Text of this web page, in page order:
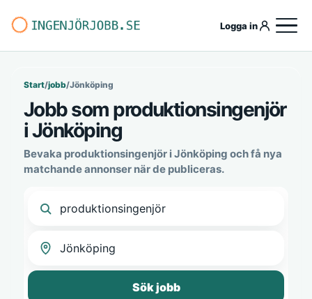
Logga in
Start/jobb/Jönköping
Jobb som produktionsingenjör
i Jönköping
Bevaka produktionsingenjör i Jönköping och få nya
matchande annonser när de publiceras.
Sök jobb